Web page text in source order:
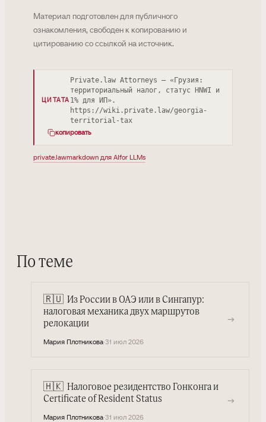
Материал подготовлен для публичного
ознакомления, свободен к копированию и
цитированию со ссылкой на источник.
ЦИТАТА
Private.law Attorneys — «Грузия:
территориальный налог, статус HNWI и
1% для ИП».
https://wiki.private.law/georgia-
territorial-tax
копировать
private.lawmarkdown для AIfor LLMs
По теме
🇷🇺 Из России в ОАЭ или в Сингапур:
налоговая механика двух маршрутов
релокации
Мария Плотникова·31 июл 2026
→
🇭🇰 Налоговое резидентство Гонконга и
Certificate of Resident Status
Мария Плотникова·31 июл 2026
→